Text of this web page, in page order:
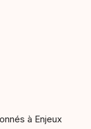
à Enjeux